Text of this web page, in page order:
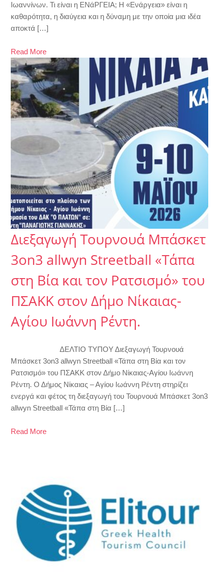
Ιωαννίνων. Τι είναι η ΕNάΡΓΕΙΑ; Η «Ενάργεια» είναι η
καθαρότητα, η διαύγεια και η δύναμη με την οποία μια ιδέα
αποκτά […]
Read More
Διεξαγωγή Τουρνουά Μπάσκετ
3on3 allwyn Streetball «Τάπα
στη Βία και τον Ρατσισμό» του
ΠΣΑΚΚ στον Δήμο Νίκαιας-
Αγίου Ιωάννη Ρέντη.
ΔΕΛΤΙΟ ΤΥΠΟΥ Διεξαγωγή Τουρνουά
Μπάσκετ 3on3 allwyn Streetball «Τάπα στη Βία και τον
Ρατσισμό» του ΠΣΑΚΚ στον Δήμο Νίκαιας-Αγίου Ιωάννη
Ρέντη. Ο Δήμος Νίκαιας – Αγίου Ιωάννη Ρέντη στηρίζει
ενεργά και φέτος τη διεξαγωγή του Τουρνουά Μπάσκετ 3on3
allwyn Streetball «Τάπα στη Βία […]
Read More